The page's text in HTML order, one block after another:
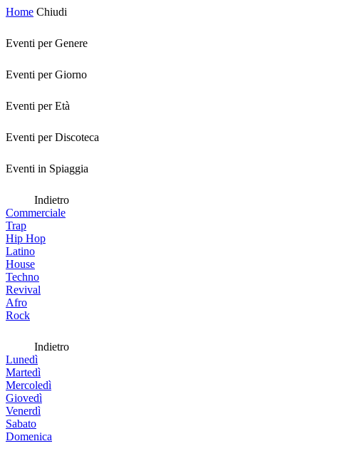
Home Chiudi
Eventi per Genere
Eventi per Giorno
Eventi per Età
Eventi per Discoteca
Eventi in Spiaggia
Indietro
Commerciale
Trap
Hip Hop
Latino
House
Techno
Revival
Afro
Rock
Indietro
Lunedì
Martedì
Mercoledì
Giovedì
Venerdì
Sabato
Domenica